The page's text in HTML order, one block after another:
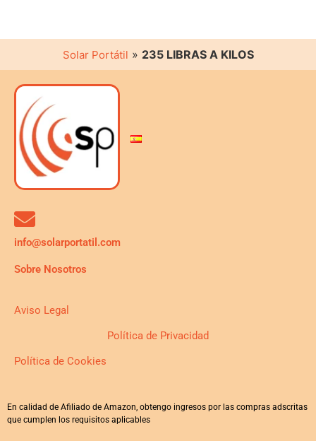
Solar Portátil » 235 LIBRAS A KILOS
info@solarportatil.com
Sobre Nosotros
Aviso Legal
Política de Privacidad
Política de Cookies
En calidad de Afiliado de Amazon, obtengo ingresos por las compras adscritas
que cumplen los requisitos aplicables